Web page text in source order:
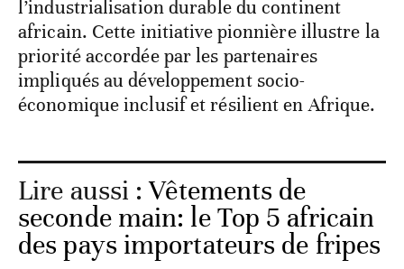
l’industrialisation durable du continent
africain. Cette initiative pionnière illustre la
priorité accordée par les partenaires
impliqués au développement socio-
économique inclusif et résilient en Afrique.
Lire aussi :Vêtements de
seconde main: le Top 5 africain
des pays importateurs de fripes